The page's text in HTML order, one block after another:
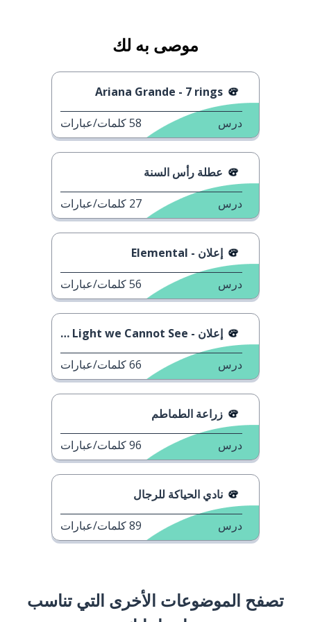
موصى به لك
Ariana Grande - 7 rings
درس 58كلمات/عبارات
عطلة رأس السنة
درس 27 كلمات/عبارات
إعلان - Elemental
درس 56كلمات/عبارات
إعلان - All The Light we Cannot See
درس 66كلمات/عبارات
زراعة الطماطم
درس 96كلمات/عبارات
نادي الحياكة للرجال
درس 89كلمات/عبارات
تصفح الموضوعات الأخرى التي تناسب